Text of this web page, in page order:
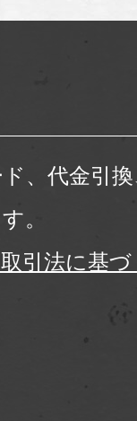
、代金引
。
引法に基